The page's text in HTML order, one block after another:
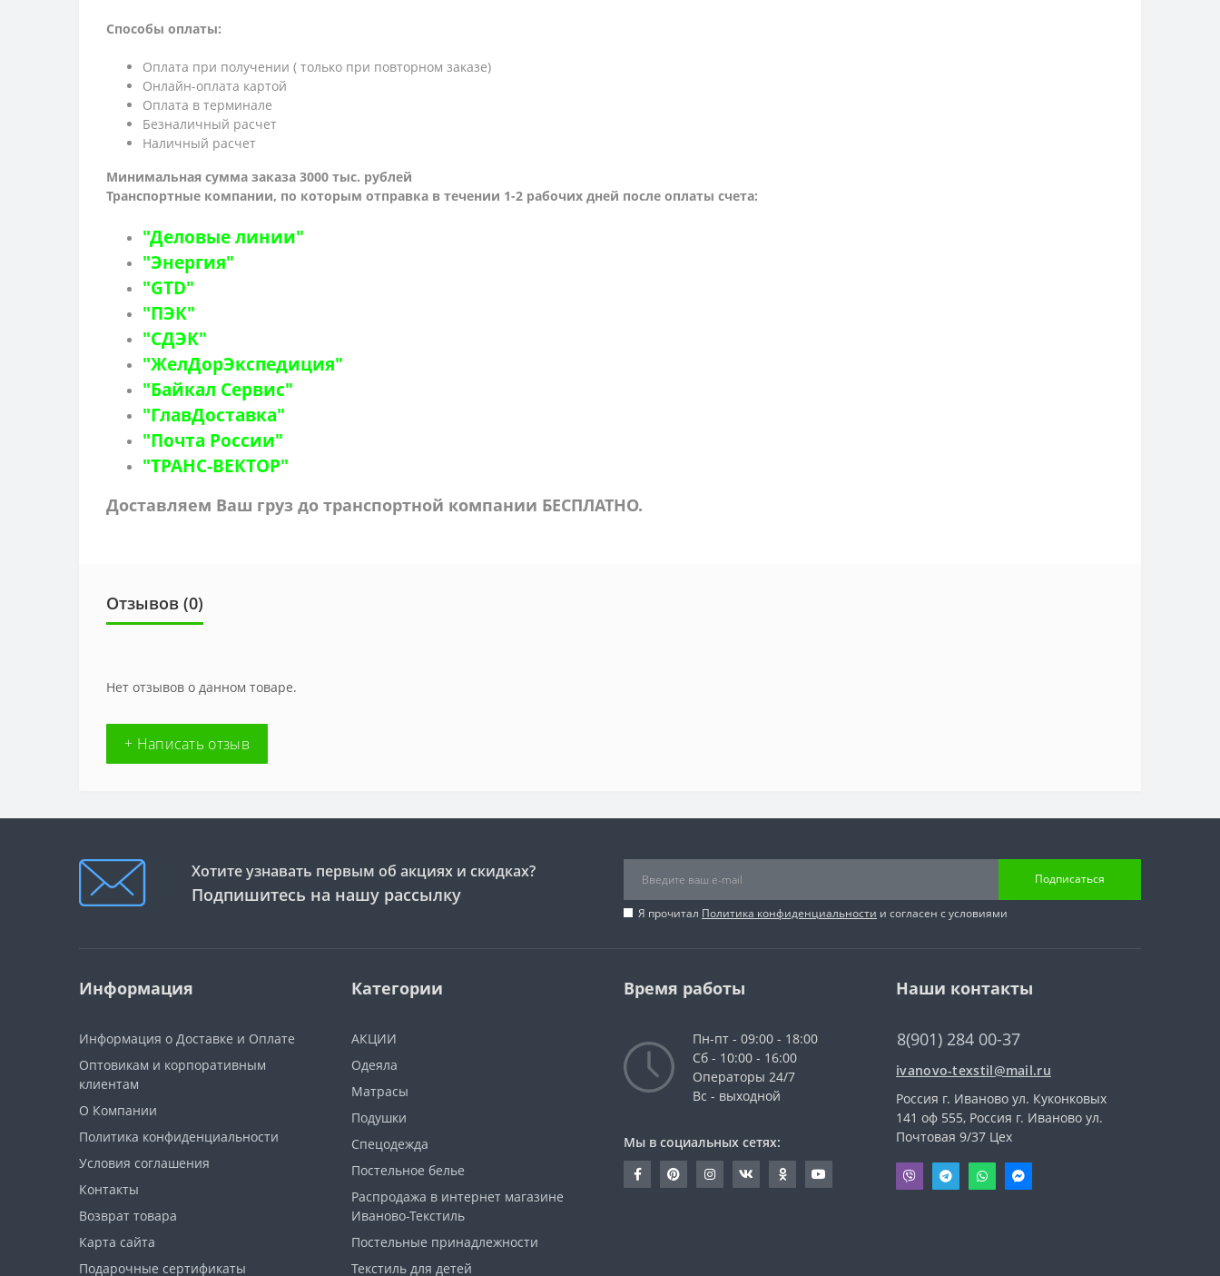
Способы оплаты:
Оплата при получении ( только при повторном заказе)
Онлайн-оплата картой
Оплата в терминале
Безналичный расчет
Наличный расчет
Минимальная сумма заказа 3000 тыс. рублей
Транспортные компании, по которым отправка в течении 1-2 рабочих дней после оплаты счета:
"Деловые линии"
"Энергия"
"GTD"
"ПЭК"
"СДЭК"
"ЖелДорЭкспедиция"
"Байкал Сервис"
"ГлавДоставка"
"Почта России"
"ТРАНС-ВЕКТОР"
Доставляем Ваш груз до транспортной компании БЕСПЛАТНО.
Отзывов (0)
Нет отзывов о данном товаре.
+ Написать отзыв
Хотите узнавать первым об акциях и скидках?
Подпишитесь на нашу рассылку
Подписаться
Я прочитал Политика конфиденциальности и согласен с условиями
Информация
Информация о Доставке и Оплате
Оптовикам и корпоративным
клиентам
О Компании
Политика конфиденциальности
Условия соглашения
Контакты
Возврат товара
Карта сайта
Подарочные сертификаты
Категории
АКЦИИ
Одеяла
Матрасы
Подушки
Спецодежда
Постельное белье
Распродажа в интернет магазине
Иваново-Текстиль
Постельные принадлежности
Текстиль для детей
Время работы
Пн-пт - 09:00 - 18:00
Сб - 10:00 - 16:00
Операторы 24/7
Вс - выходной
Мы в социальных сетях:
Наши контакты
8(901) 284 00-37
ivanovo-texstil@mail.ru
Россия г. Иваново ул. Куконковых
141 оф 555, Россия г. Иваново ул.
Почтовая 9/37 Цех